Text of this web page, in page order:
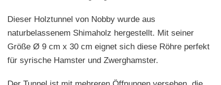
Dieser Holztunnel von Nobby wurde aus
naturbelassenem Shimaholz hergestellt. Mit seiner
Größe Ø 9 cm x 30 cm eignet sich diese Röhre perfekt
für syrische Hamster und Zwerghamster.